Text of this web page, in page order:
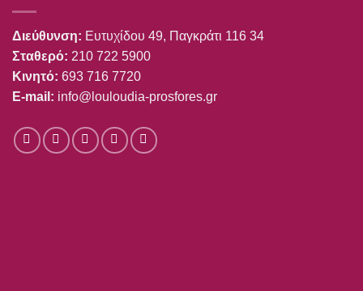
Διεύθυνση: Ευτυχίδου 49, Παγκράτι 116 34
Σταθερό: 210 722 5900
Κινητό: 693 716 7720
E-mail: info@louloudia-prosfores.gr